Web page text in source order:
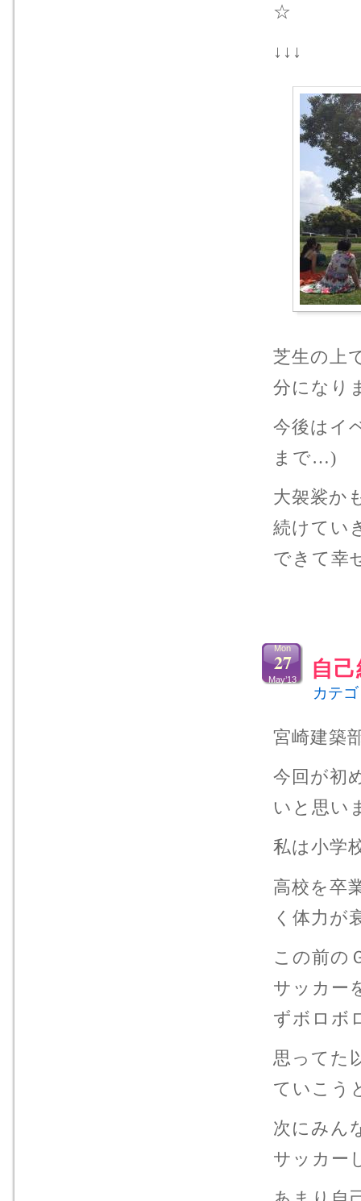
☆
↓↓↓
芝生の上
分になり
今後はイ
まで…)
大袈裟か
続けてい
できて幸
自
Mon
27
May’13
カテ
宮崎建築
今回が初
いと思い
私は小学
高校を卒
く体力が
この前の
サッカー
ずボロボ
思ってた
ていこう
次にみん
サッカー